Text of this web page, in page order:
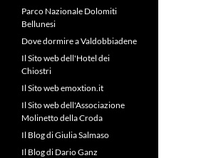
Parco Nazionale Dolomiti
Bellunesi
Dove dormire a Valdobbiadene
Il Sito web dell'Hotel dei
Chiostri
Il Sito web emoxtion.it
Il Sito web dell'Associazione
Molinetto della Croda
Il Blog di Giulia Salmaso
Il Blog di Dario Ganz